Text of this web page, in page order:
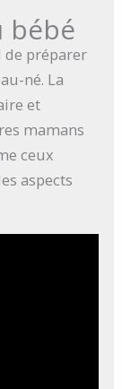
bébé
de préparer
né. La
et
mamans
ceux
aspects